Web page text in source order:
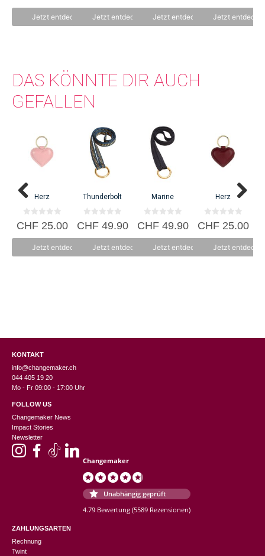
Jetzt entdecken Jetzt entdecken Jetzt entdecken Jetzt
DAS KÖNNTE DIR AUCH
GEFALLEN
Herz
0
v
CHF25.00
Jetzt entdecken
Thunderbolt
0
v
CHF49.90
Jetzt entdecken
Marine
0
v
CHF49.90
Jetzt entdecken
Herz
0
v
CHF25.00
Jetzt
KONTAKT
info@changemaker.ch
044 405 19 20
Mo - Fr 09:00 - 17:00 Uhr
FOLLOW US
Changemaker News
Impact Stories
Newsletter
Changemaker
Unabhängig geprüft
4.79 Bewertung (5589 Rezensionen)
ZAHLUNGSARTEN
Rechnung
Twint